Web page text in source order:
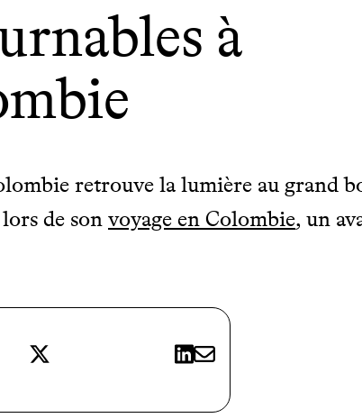
à
X LinkedIn
E-mail
retrouve la lumière au grand
de son voyage en Colombie, un